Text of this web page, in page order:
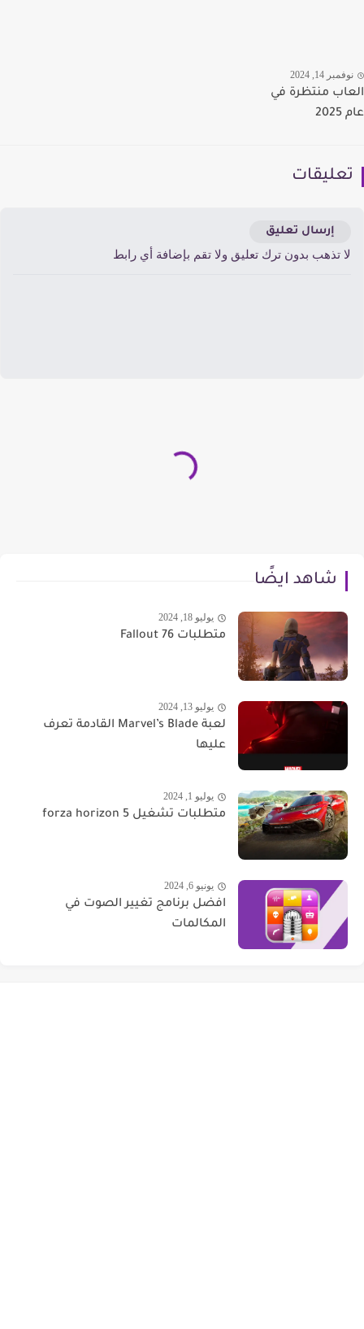
14, 2024
منتظرة في
إرسال تعليق
تذهب بدون ترك تعليق ولا تقم بإضافة أي رابط
شاهد ايضًا
يوليو 18, 2024
متطلبات Fallout 76
يوليو 13, 2024
لعبة Marvel’s Blade القادمة تعرف
عليها
يوليو 1, 2024
متطلبات تشغيل forza horizon 5
يونيو 6, 2024
افضل برنامج تغيير الصوت في
المكالمات